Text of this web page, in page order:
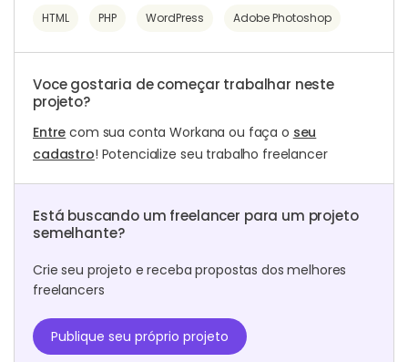
HTML PHP WordPress Adobe Photoshop
Voce gostaria de começar trabalhar neste
projeto?
Entre com sua conta Workana ou faça o seu
cadastro! Potencialize seu trabalho freelancer
Está buscando um freelancer para um projeto
semelhante?
Crie seu projeto e receba propostas dos melhores
freelancers
Publique seu próprio projeto